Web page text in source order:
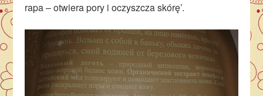
rapa – otwiera pory i oczyszcza skórę’.